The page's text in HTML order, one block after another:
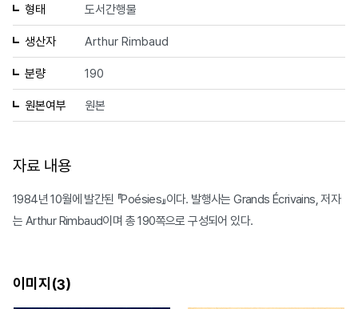
형태 도서간행물
생산자 Arthur Rimbaud
분량 190
원본여부 원본
자료 내용
1984년 10월에 발간된 『Poésies』이다. 발행사는 Grands Écrivains, 저자
는 Arthur Rimbaud이며 총 190쪽으로 구성되어 있다.
이미지(3)